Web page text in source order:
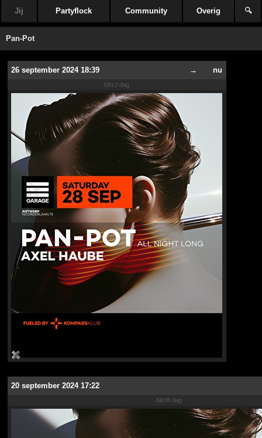
Jij Partyflock Community Overig 🔍
Pan-Pot
26 september 2024 18:39 → nu
681.7 dag
20 september 2024 17:22
687.8 dag